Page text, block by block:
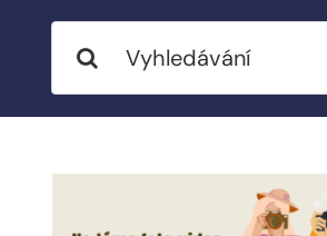
BLOG
MY ACCOUNT
ABOUT ME
for: